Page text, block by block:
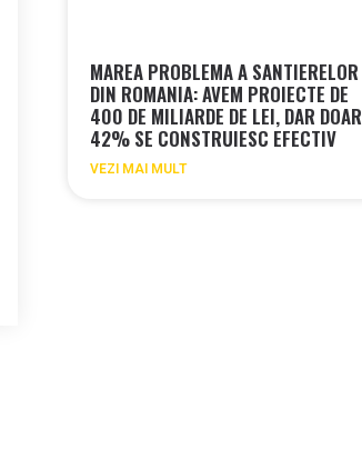
MAREA PROBLEMA A SANTIERELOR
DIN ROMANIA: AVEM PROIECTE DE
400 DE MILIARDE DE LEI, DAR DOAR
42% SE CONSTRUIESC EFECTIV
VEZI MAI MULT